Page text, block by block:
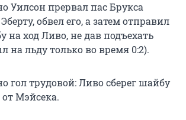
Уилсон прервал пас Брукса
обвел его, а затем отправил
на ход Ливо, не дав подъехать
на льду только во время 0:2).
гол трудовой: Ливо сберег шайбу
Мэйсека.